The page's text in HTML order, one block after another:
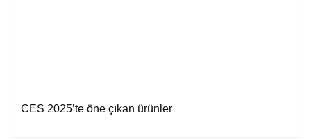
CES 2025’te öne çıkan ürünler